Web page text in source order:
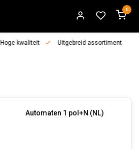
0
Hoge kwaliteit Uitgebreid assortiment
Automaten 1 pol+N (NL)